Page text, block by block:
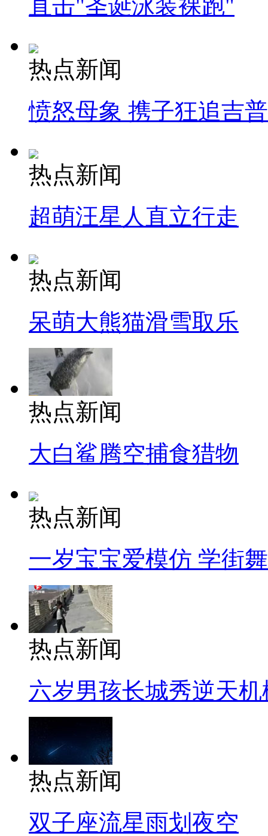
直击"圣诞泳装裸跑"
热点新闻
愤怒母象 携子狂追吉
热点新闻
超萌汪星人直立行走
热点新闻
呆萌大熊猫滑雪取乐
热点新闻
大白鲨腾空捕食猎物
热点新闻
一岁宝宝爱模仿 学街
热点新闻
六岁男孩长城秀逆天机
热点新闻
双子座流星雨划夜空